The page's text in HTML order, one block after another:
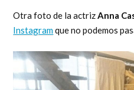
Otra foto de la actrizAnna
Instagramque no podemos